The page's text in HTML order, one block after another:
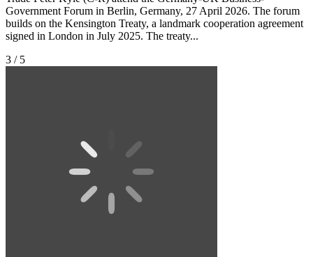
Government Forum in Berlin, Germany, 27 April 2026. The forum
builds on the Kensington Treaty, a landmark cooperation agreement
signed in London in July 2025. The treaty...
3 / 5